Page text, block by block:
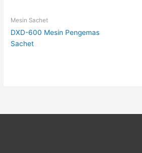
Mesin Sachet
DXD-600 Mesin Pengemas
Sachet